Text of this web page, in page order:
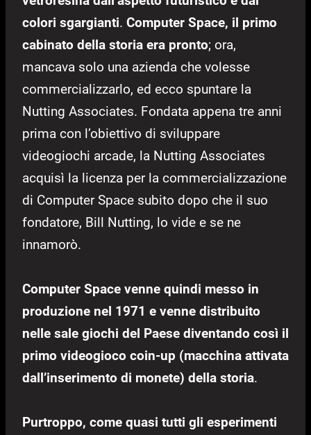
colori sgargianti. Computer Space, il primo
cabinato della storia era pronto; ora,
mancava solo una azienda che volesse
commercializzarlo, ed ecco spuntare la
Nutting Associates. Fondata appena tre anni
prima con l’obiettivo di sviluppare
videogiochi arcade, la Nutting Associates
acquisì la licenza per la commercializzazione
di Computer Space subito dopo che il suo
fondatore, Bill Nutting, lo vide e se ne
innamorò.
Computer Space venne quindi messo in
produzione nel 1971 e venne distribuito
nelle sale giochi del Paese diventando così il
primo videogioco coin-up (macchina attivata
dall’inserimento di monete) della storia.
Purtroppo, come quasi tutti gli esperimenti